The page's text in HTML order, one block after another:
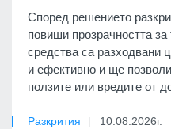
Според решението
повиши прозрачността
средства са разходвани
и ефективно и ще
ползите или вредите от
Разкрития 10.08.2026г.